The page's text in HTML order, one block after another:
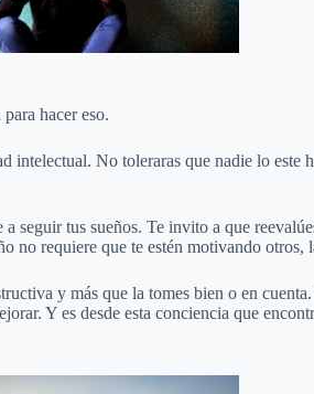
hacer eso.
intelectual. No toleraras que nadie lo este
seguir tus sueños. Te invito a que
no requiere que te estén motivando
y más que la tomes bien o en
Y es desde esta conciencia que